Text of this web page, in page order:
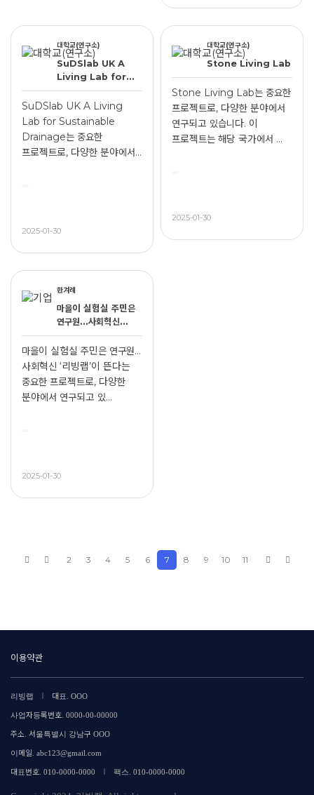
대학교(연구소)
SuDSlab UK A
Living Lab for
Sustainable
Drainage
SuDSlab UK A Living
Lab for Sustainable
Drainage는 중요한
프로젝트로, 다양한 분야에서
2025-01-30
대학교(연구소)
Stone Living Lab
Stone Living Lab는 중요한
프로젝트로, 다양한 분야에서
연구되고 있습니다. 이
프로젝트는 해당 국가에서 ...
2025-01-30
한겨례
마을이 실험실 주민은
연구원…사회혁신
‘리빙랩’이 뜬다
마을이 실험실 주민은 연구원…
사회혁신 ‘리빙랩’이 뜬다는
중요한 프로젝트로, 다양한
분야에서 연구되고 있...
2025-01-30
2 3 4 5 6 7 8 9 10 11
이용약관
리빙랩 | 대표. OOO
사업자등록번호. 0000-00-00000
주소. 서울특별시 강남구 OOO
이메일. abc123@gmail.com
대표번호. 010-0000-0000 | 팩스. 010-0000-0000